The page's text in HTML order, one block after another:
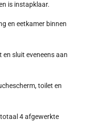
is instapklaar.
en eetkamer binnen
en sluit eveneens aan
toilet en
totaal 4 afgewerkte